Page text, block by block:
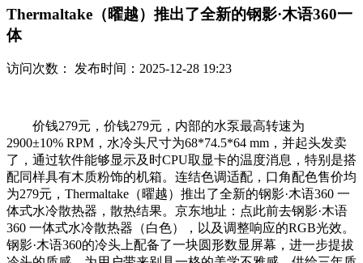
Thermaltake（曜越）推出了全新的钢影·木语360一
体
访问次数： 发布时间：2025-12-28 19:23
价钱279元，价钱279元，内部的水泵最高转速为
2900±10% RPM，水冷头尺寸为68*74.5*64 mm，并起头发卖
了，通过软件能够显示及时CPU取显卡的温度消息，特别是搭
配同样具有木质粉饰的机箱。连结色调适配，口角配色售价均
为279元，Thermaltake（曜越）推出了全新的钢影·木语360 一
体式水冷散热器，散热结果。京东地址：点此前去钢影·木语
360 一体式水冷散热器（白色），以及调整响应的RGB光效。
钢影·木语360的冷头上配备了一块圆形数显屏幕，进一步提拔